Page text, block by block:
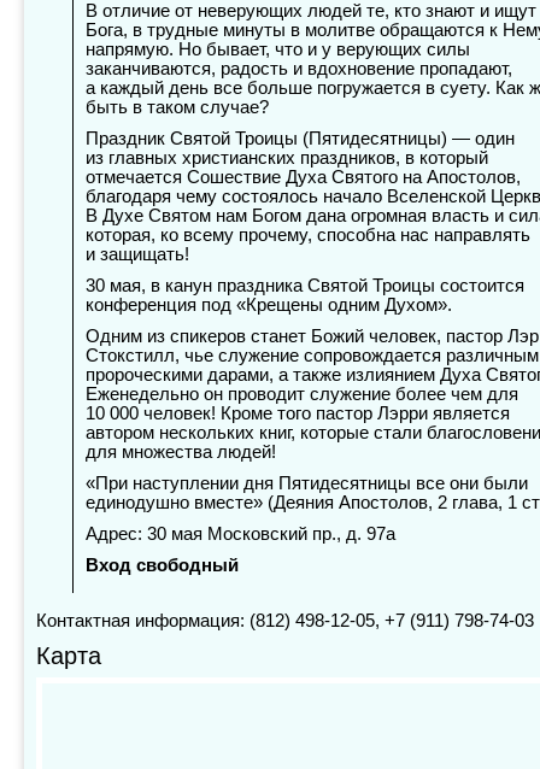
В отличие от неверующих людей те, кто знают и ищут
Бога, в трудные минуты в молитве обращаются к
напрямую. Но бывает, что и у верующих силы
заканчиваются, радость и вдохновение пропадают,
а каждый день все больше погружается в суету. Как
быть в таком случае?
Праздник Святой Троицы (Пятидесятницы) — один
из главных христианских праздников, в который
отмечается Сошествие Духа Святого на Апостолов,
благодаря чему состоялось начало Вселенской
В Духе Святом нам Богом дана огромная власть и
которая, ко всему прочему, способна нас направлять
и защищать!
30 мая, в канун праздника Святой Троицы состоится
конференция под «Крещены одним Духом».
Одним из спикеров станет Божий человек, пастор
Стокстилл, чье служение сопровождается
пророческими дарами, а также излиянием Духа
Еженедельно он проводит служение более чем для
10 000 человек! Кроме того пастор Лэрри является
автором нескольких книг, которые стали
для множества людей!
«При наступлении дня Пятидесятницы все они были
единодушно вместе» (Деяния Апостолов, 2 глава, 1
Адрес: 30 мая Московский пр., д. 97а
Вход свободный
Контактная информация: (812) 498-12-05, +7 (911) 798-74-03
Карта